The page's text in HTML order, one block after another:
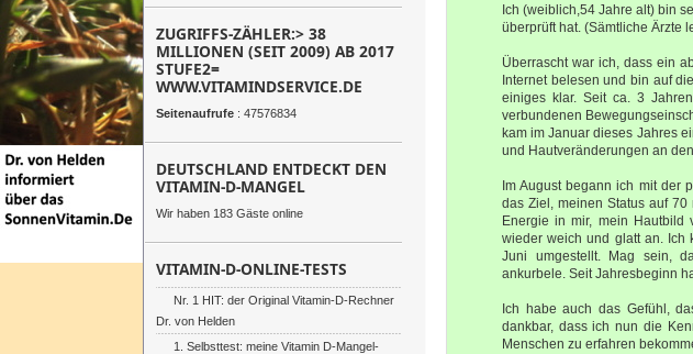
Ich (weiblich,54 Jahre alt) bin
überprüft hat. (Sämtliche Ärzte
Überrascht war ich, dass ein
Internet belesen und bin auf
einiges klar. Seit ca. 3
verbundenen
kam im Januar dieses Jahres
und Hautveränderungen an
Im August begann ich mit der
das Ziel, meinen Status auf
Energie in mir, mein Hautbild
wieder weich und glatt an. Ich
Juni umgestellt. Mag sein,
ankurbele. Seit Jahresbeginn
Ich habe auch das Gefühl,
dankbar, dass ich nun die
Menschen zu erfahren
ZUGRIFFS-ZÄHLER:> 38
MILLIONEN (SEIT 2009) AB 2017
STUFE2=
WWW.VITAMINDSERVICE.DE
Seitenaufrufe : 47576834
DEUTSCHLAND ENTDECKT DEN
VITAMIN-D-MANGEL
Wir haben 183 Gäste online
VITAMIN-D-ONLINE-TESTS
Nr. 1 HIT: der Original Vitamin-D-Rechner
Dr. von Helden
1. Selbsttest: meine Vitamin D-Mangel-